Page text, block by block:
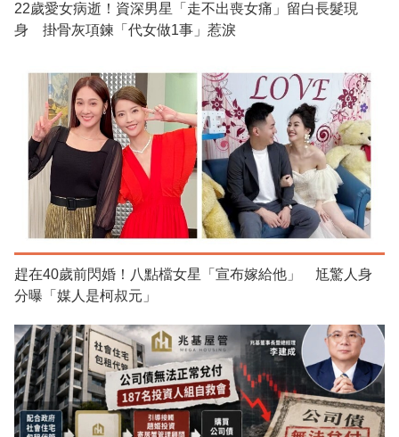
22歲愛女病逝！資深男星「走不出喪女痛」留白長髮現
身 掛骨灰項鍊「代女做1事」惹淚
趕在40歲前閃婚！八點檔女星「宣布嫁給他」 尪驚人身
分曝「媒人是柯叔元」